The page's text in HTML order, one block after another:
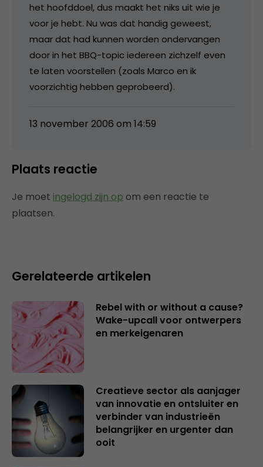
het hoofddoel, dus maakt het niks uit wie je
voor je hebt. Nu was dat handig geweest,
maar dat had kunnen worden ondervangen
door in het BBQ-topic iedereen zichzelf even
te laten voorstellen (zoals Marco en ik
voorzichtig hebben geprobeerd).
13 november 2006 om 14:59
Plaats reactie
Je moet ingelogd zijn op om een reactie te
plaatsen.
Gerelateerde artikelen
Rebel with or without a cause?
Wake-upcall voor ontwerpers
en merkeigenaren
Creatieve sector als aanjager
van innovatie en ontsluiter en
verbinder van industrieën
belangrijker en urgenter dan
ooit